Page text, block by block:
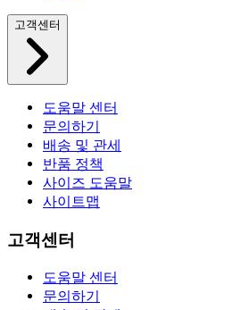
고객센터
도움말 센터
문의하기
배송 및 관세
반품 정책
사이즈 도움말
사이트맵
고객센터
도움말 센터
문의하기